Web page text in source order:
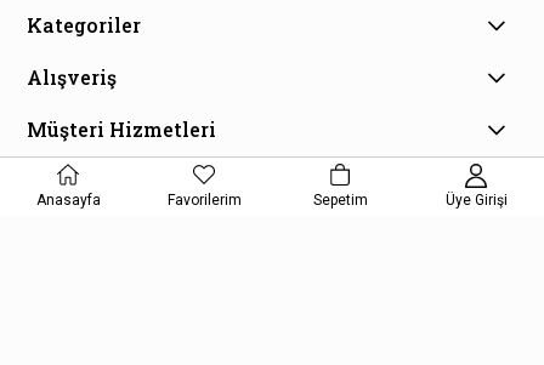
Kategoriler
Alışveriş
Müşteri Hizmetleri
E-Bülten Aboneliği
Kampanya ve fırsatlardan haberdar olmak için e-bültenimize
Anasayfa Favorilerim Sepetim Üye Girişi